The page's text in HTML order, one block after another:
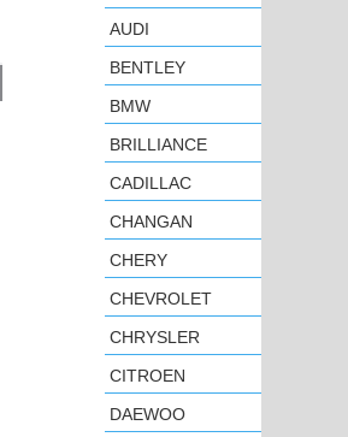
AUDI
BENTLEY
BMW
BRILLIANCE
CADILLAC
CHANGAN
CHERY
CHEVROLET
CHRYSLER
CITROEN
DAEWOO